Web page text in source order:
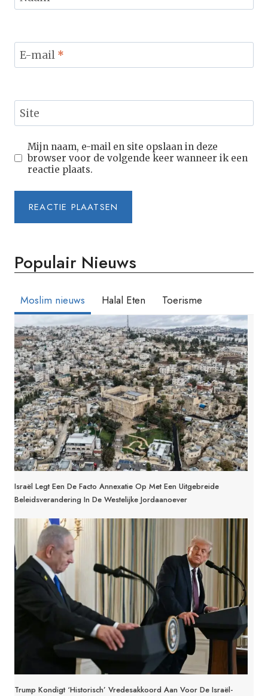
E-mail *
Site
Mijn naam, e-mail en site opslaan in deze
browser voor de volgende keer wanneer ik een
reactie plaats.
Populair Nieuws
Moslim nieuws Halal Eten Toerisme
Israël Legt Een De Facto Annexatie Op Met Een Uitgebreide
Beleidsverandering In De Westelijke Jordaanoever
Trump Kondigt ‘historisch’ Vredesakkoord Aan Voor De Israël-